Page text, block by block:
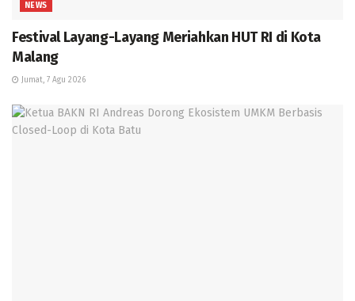
NEWS
Festival Layang-Layang Meriahkan HUT RI di Kota
Malang
Jumat, 7 Agu 2026